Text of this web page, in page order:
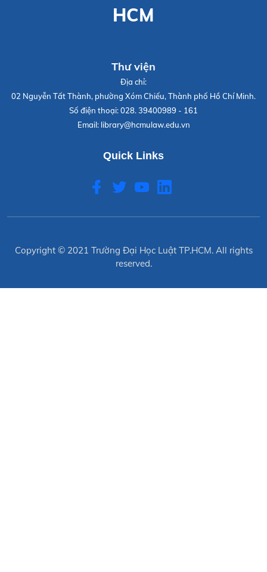
HCM
Thư viện
Địa chỉ:
02 Nguyễn Tất Thành, phường Xóm Chiếu, Thành phố Hồ Chí Minh.
Số điện thoại:028. 39400989 - 161
Email: library@hcmulaw.edu.vn
Quick Links
Copyright © 2021 Trường Đại Học Luật TP.HCM. All rights
reserved.